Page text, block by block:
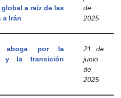
a raíz de las
a Irán
de
2025
aboga por la
y la transición
21 de
junio
de
2025